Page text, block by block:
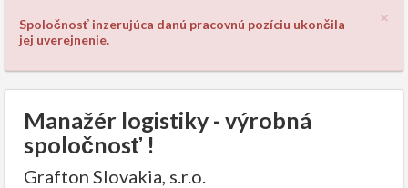
×
Spoločnosť inzerujúca danú pracovnú pozíciu ukončila
jej uverejnenie.
Manažér logistiky - výrobná
spoločnosť !
Grafton Slovakia, s.r.o.